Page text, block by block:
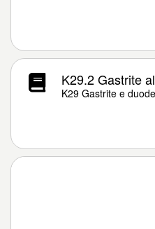
K29.2 Gastrite
K29 Gastrite e